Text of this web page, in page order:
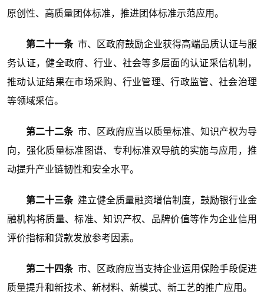
原创性、高质量团体标准，推进团体标准示范应用。
第二十一条 市、区政府鼓励企业获得高端品质认证与服
务认证，健全政府、行业、社会等多层面的认证采信机制，
推动认证结果在市场采购、行业管理、行政监管、社会治理
等领域采信。
第二十二条市、区政府应当以质量标准、知识产权为导
向，强化质量标准图谱、专利标准双导航的实施与应用，推
动提升产业链韧性和安全水平。
第二十三条 建立健全质量融资增信制度，鼓励银行业金
融机构将质量、标准、知识产权、品牌价值等作为企业信用
评价指标和贷款发放参考因素。
第二十四条 市、区政府应当支持企业运用保险手段促进
质量提升和新技术、新材料、新模式、新工艺的推广应用。